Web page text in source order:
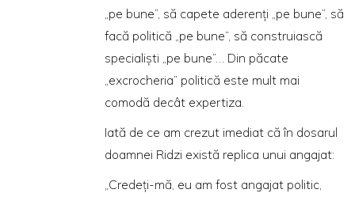
„pe bune”, să capete aderenţi „pe bune”, să
facă politică „pe bune”, să construiască
specialişti „pe bune”… Din păcate
„excrocheria” politică este mult mai
comodă decât expertiza.
Iată de ce am crezut imediat că în dosarul
doamnei Ridzi există replica unui angajat:
„Credeţi-mă, eu am fost angajat politic,